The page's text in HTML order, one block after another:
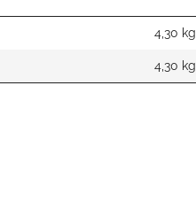
4,30 kg
4,30 kg